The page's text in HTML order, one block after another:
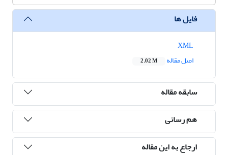
فایل ها
اصل مقاله
2.02 M
سابقه مقاله
هم رسانی
ارجاع به این مقاله